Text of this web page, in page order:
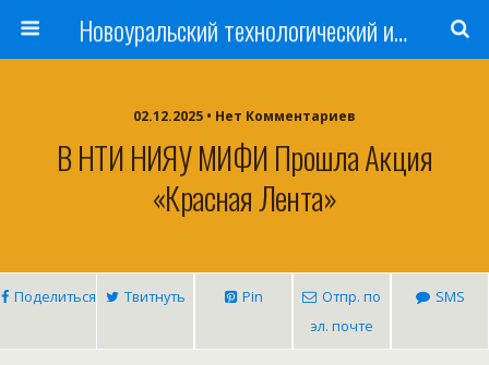
Новоуральский технологический институт НИЯУ МИФИ
02.12.2025 • Нет Комментариев
В НТИ НИЯУ МИФИ Прошла Акция
«Красная Лента»
Поделиться Твитнуть Pin
Отпр. по
эл. почте
SMS